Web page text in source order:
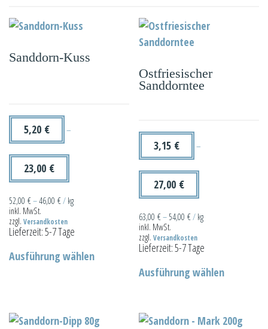
Sanddorn-Kuss
5,20 € –
23,00 €
52,00 €–46,00 €/ kg
inkl. MwSt.
zzgl. Versandkosten
Lieferzeit:5-7 Tage
Ausführung wählenProdukt
auf.
Ostfriesischer
Sanddorntee
3,15 € –
27,00 €
63,00€– 54,00€/ kg
inkl. MwSt.
zzgl.Versandkosten
Lieferzeit:5-7 Tage
Ausführung wählenProdukt
Varianten